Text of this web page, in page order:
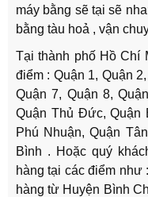
máy bằng sẽ tại sẽ
bằng tàu hoả , vận
Tại thành phố Hồ Chí
điểm : Quận 1, Quận
Quận 7, Quận 8,
Quận Thủ Đức, Quận
Phú Nhuận, Quận
Bình . Hoặc quý
hàng tại các điểm
hàng từ Huyện Bình